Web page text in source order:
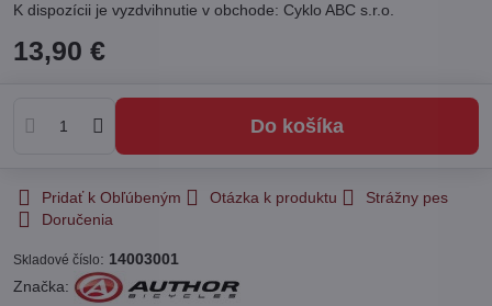
Cyklo ABC s.r.o.
13,90 €
Do košíka
Pridať k Obľúbeným Otázka k produktu
Strážny pes
Doručenia
Skladové číslo: 14003001
Značka: